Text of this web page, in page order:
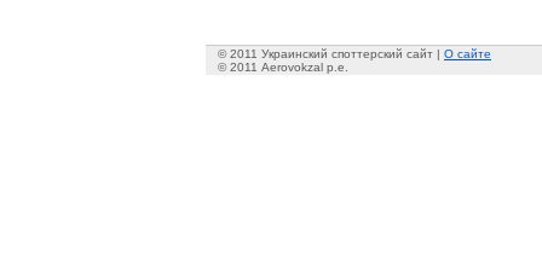
© 2011 Украинский споттерский сайт | О сайте
© 2011 Aerovokzal p.e.